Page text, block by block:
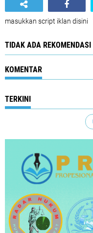
masukkan script iklan disini
TIDAK ADA REKOMENDASI
KOMENTAR
TERKINI